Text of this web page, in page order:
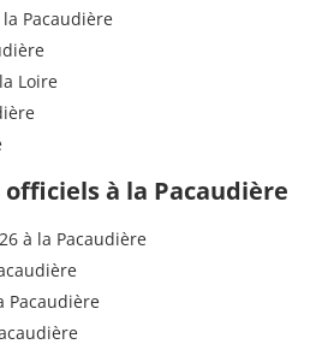
Pacaudière
Loire
à la Pacaudière
à la Pacaudière
Pacaudière